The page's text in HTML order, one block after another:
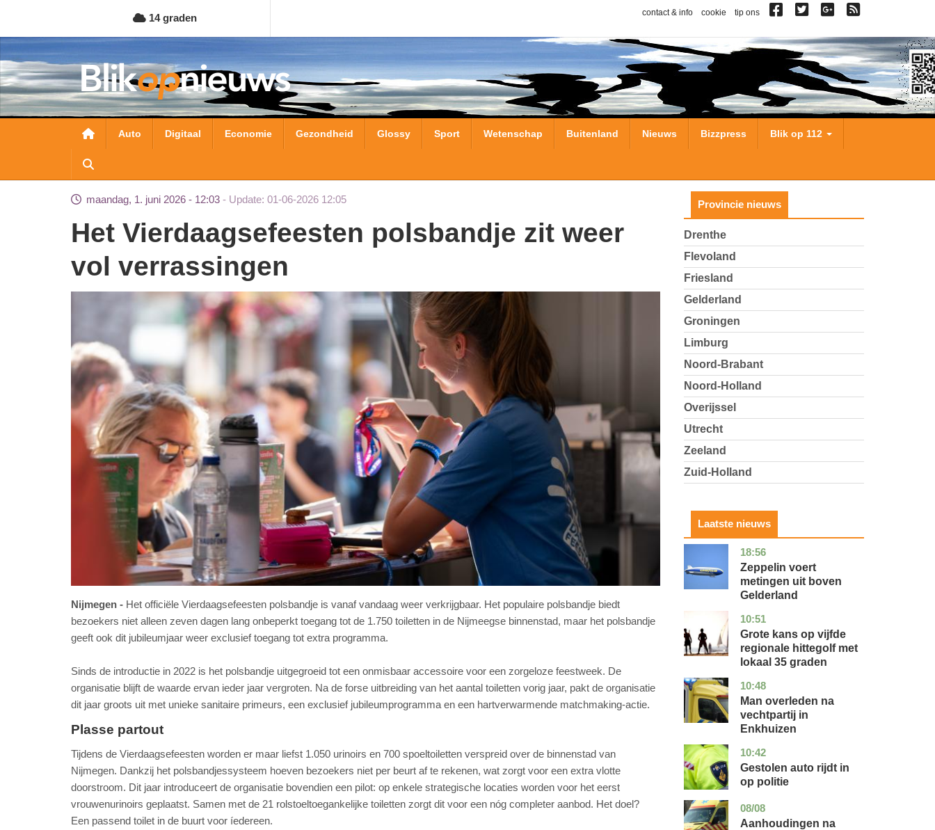
naar
de
inhoud
gaan
14 graden contact & info cookie tip ons
Hoofdnavigatie
Auto Digitaal Economie Gezondheid Glossy Sport Wetenschap Buitenland Nieuws Bizzpress Blik op 112
maandag, 1. juni 2026 - 12:03 Update: 01-06-2026 12:05
Het Vierdaagsefeesten polsbandje zit weer
vol verrassingen
Nijmegen
Het officiële Vierdaagsefeesten polsbandje is vanaf vandaag weer verkrijgbaar. Het populaire polsbandje biedt
bezoekers niet alleen zeven dagen lang onbeperkt toegang tot de 1.750 toiletten in de Nijmeegse binnenstad, maar het polsbandje
geeft ook dit jubileumjaar weer exclusief toegang tot extra programma.
Sinds de introductie in 2022 is het polsbandje uitgegroeid tot een onmisbaar accessoire voor een zorgeloze feestweek. De
organisatie blijft de waarde ervan ieder jaar vergroten. Na de forse uitbreiding van het aantal toiletten vorig jaar, pakt de organisatie
dit jaar groots uit met unieke sanitaire primeurs, een exclusief jubileumprogramma en een hartverwarmende matchmaking-actie.
Plasse partout
Tijdens de Vierdaagsefeesten worden er maar liefst 1.050 urinoirs en 700 spoeltoiletten verspreid over de binnenstad van
Nijmegen. Dankzij het polsbandjessysteem hoeven bezoekers niet per beurt af te rekenen, wat zorgt voor een extra vlotte
doorstroom. Dit jaar introduceert de organisatie bovendien een pilot: op enkele strategische locaties worden voor het eerst
vrouwenurinoirs geplaatst. Samen met de 21 rolstoeltoegankelijke toiletten zorgt dit voor een nóg completer aanbod. Het doel?
Een passend toilet in de buurt voor íedereen.
Provincie nieuws
Drenthe
Flevoland
Friesland
Gelderland
Groningen
Limburg
Noord-Brabant
Noord-Holland
Overijssel
Utrecht
Zeeland
Zuid-Holland
Laatste nieuws
18:56
gelderland
nieuws
Zeppelin voert
metingen uit boven
Gelderland
10:51
utrecht
nieuws
Grote kans op vijfde
regionale hittegolf met
lokaal 35 graden
10:48
noord-
holland
nieuws
Man overleden na
vechtpartij in
Enkhuizen
10:42
noord-
brabant
nieuws
Gestolen auto rijdt in
op politie
08/08
utrecht
nieuws
Aanhoudingen na